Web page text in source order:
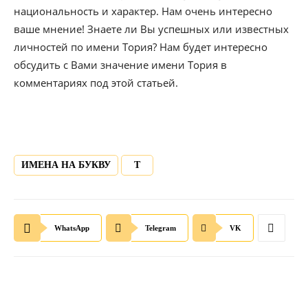
национальность и характер. Нам очень интересно
ваше мнение! Знаете ли Вы успешных или известных
личностей по имени Тория? Нам будет интересно
обсудить с Вами значение имени Тория в
комментариях под этой статьей.
ИМЕНА НА БУКВУ Т
WhatsApp Telegram VK